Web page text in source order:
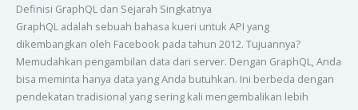
Definisi GraphQL dan Sejarah Singkatnya
GraphQL adalah sebuah bahasa kueri untuk API yang
dikembangkan oleh Facebook pada tahun 2012. Tujuannya?
Memudahkan pengambilan data dari server. Dengan GraphQL, Anda
bisa meminta hanya data yang Anda butuhkan. Ini berbeda dengan
pendekatan tradisional yang sering kali mengembalikan lebih